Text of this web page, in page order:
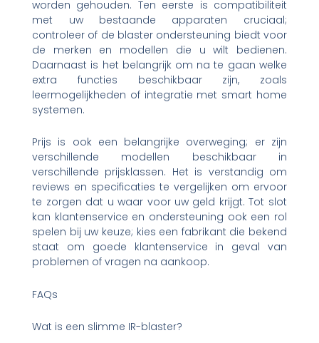
worden gehouden. Ten eerste is compatibiliteit
met uw bestaande apparaten cruciaal;
controleer of de blaster ondersteuning biedt voor
de merken en modellen die u wilt bedienen.
Daarnaast is het belangrijk om na te gaan welke
extra functies beschikbaar zijn, zoals
leermogelijkheden of integratie met smart home
systemen.
Prijs is ook een belangrijke overweging; er zijn
verschillende modellen beschikbaar in
verschillende prijsklassen. Het is verstandig om
reviews en specificaties te vergelijken om ervoor
te zorgen dat u waar voor uw geld krijgt. Tot slot
kan klantenservice en ondersteuning ook een rol
spelen bij uw keuze; kies een fabrikant die bekend
staat om goede klantenservice in geval van
problemen of vragen na aankoop.
FAQs
Wat is een slimme IR-blaster?